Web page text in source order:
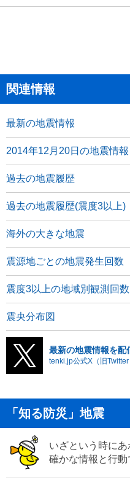
関連情報
最新の地震情報
2014年12月20日の地震情報
過去の地震履歴
過去の地震履歴(震度3以上)
海外の大きな地震
震源地ごとの地震発生回数
震度3以上の地域別観測回数
震央分布図
最新の地震情報を配
tenki.jp公式X（旧Twitter
「知る防災」地震
いざという時に
確かな情報と行